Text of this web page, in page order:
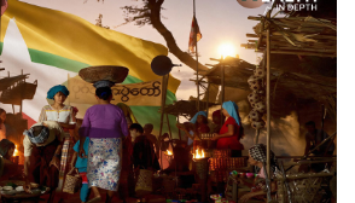
42
ABOUT THE AUTHOR